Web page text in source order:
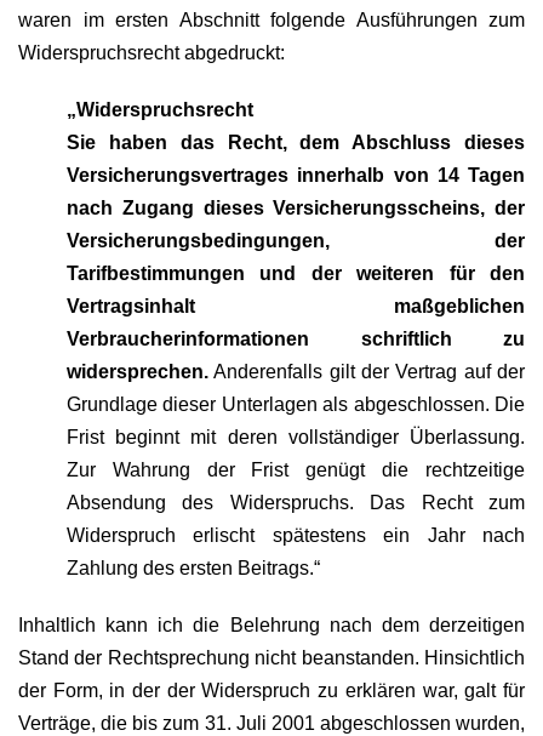
waren im ersten Abschnitt folgende Ausführungen zum
Widerspruchsrecht abgedruckt:
„Widerspruchsrecht
Sie haben das Recht, dem Abschluss dieses
Versicherungsvertrages innerhalb von 14 Tagen
nach Zugang dieses Versicherungsscheins, der
Versicherungsbedingungen, der
Tarifbestimmungen und der weiteren für den
Vertragsinhalt maßgeblichen
Verbraucherinformationen schriftlich zu
widersprechen. Anderenfalls gilt der Vertrag auf der
Grundlage dieser Unterlagen als abgeschlossen. Die
Frist beginnt mit deren vollständiger Überlassung.
Zur Wahrung der Frist genügt die rechtzeitige
Absendung des Widerspruchs. Das Recht zum
Widerspruch erlischt spätestens ein Jahr nach
Zahlung des ersten Beitrags.“
Inhaltlich kann ich die Belehrung nach dem derzeitigen
Stand der Rechtsprechung nicht beanstanden. Hinsichtlich
der Form, in der der Widerspruch zu erklären war, galt für
Verträge, die bis zum 31. Juli 2001 abgeschlossen wurden,